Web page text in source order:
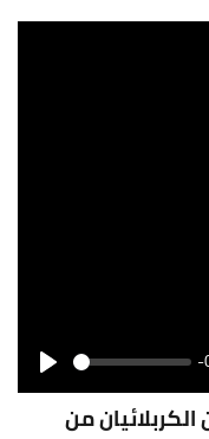
Play
Seek -
من